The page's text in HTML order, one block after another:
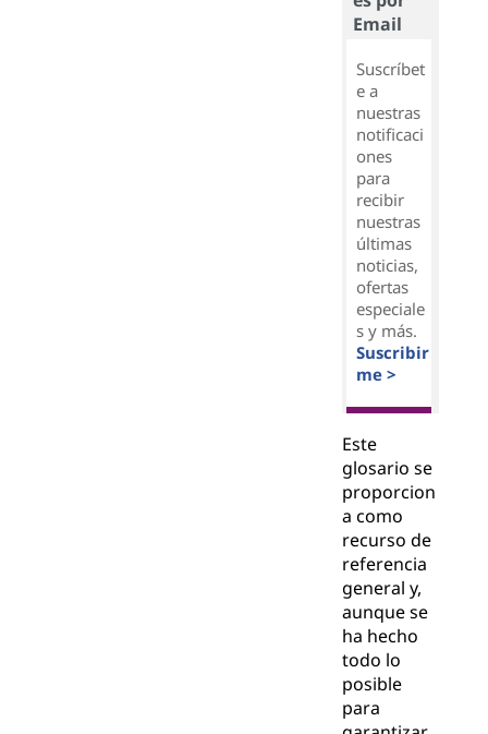
Email
Suscríbet
e a
nuestras
notificaci
ones
para
recibir
nuestras
últimas
noticias,
ofertas
especiale
s y más.
Suscribir
me >
Este
glosario se
proporcion
a como
recurso de
referencia
general y,
aunque se
ha hecho
todo lo
posible
para